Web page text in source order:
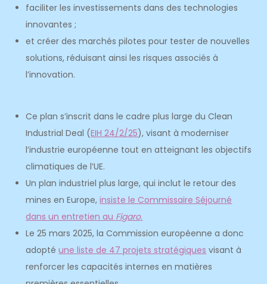
faciliter les investissements dans des technologies
innovantes ;
et créer des marchés pilotes pour tester de nouvelles
solutions, réduisant ainsi les risques associés à
l’innovation.
Ce plan s’inscrit dans le cadre plus large du Clean
Industrial Deal (EIH 24/2/25), visant à moderniser
l’industrie européenne tout en atteignant les objectifs
climatiques de l’UE.
Un plan industriel plus large, qui inclut le retour des
mines en Europe,insiste le Commissaire Séjourné
dans un entretien au Figaro.
Le 25 mars 2025, la Commission européenne a donc
adoptéune liste de 47 projets stratégiques visant à
renforcer les capacités internes en matières